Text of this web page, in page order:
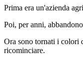
Prima era un'azienda
Poi, per anni,
Ora sono tornati i colori
ricominciare.